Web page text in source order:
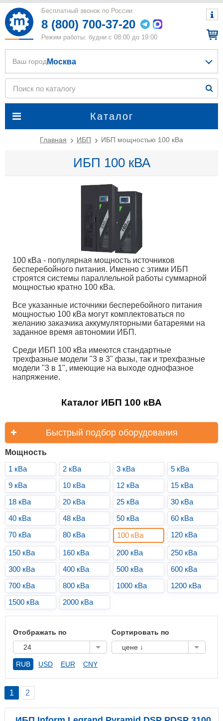
Бесплатный звонок по России
8 (800) 700-37-20
Режим работы: будни с 08:00 до 19:00
Каталог
Ваш город Москва
Главная ИБП ИБП мощностью 100 кВа
ИБП 100 кВА
100 кВа - популярная мощность источников
бесперебойного питания. Именно с этими ИБП
строятся системы параллельной работы суммарной
мощностью кратно 100 кВа.
Все указанные источники бесперебойного питания
мощностью 100 кВа могут комплектоваться по
желанию заказчика аккумуляторными батареями на
заданное время автономии ИБП.
Среди ИБП 100 кВа имеются стандартные
трехфазные модели "3 в 3" фазы, так и трехфазные
модели "3 в 1", имеющие на выходе однофазное
напряжение.
Каталог ИБП 100 кВА
Быстрый подбор оборудования
Мощность
1 кВа
2 кВа 3 кВа
5 кВа
9 кВа
10 кВа 12 кВа
15 кВа
18 кВа
20 кВа 25 кВа
30 кВа
40 кВа
48 кВа 50 кВа
60 кВа
70 кВа
80 кВа 100 кВа 120 кВа
150 кВа 160 кВа 200 кВа
250 кВа
300 кВа
400 кВа 500 кВа
600 кВа
700 кВа
800 кВа 1000 кВа
1200 кВа
1500 кВа
2000 кВа
Отображать по
24
Сортировать по
цене ↓
RUB USD EUR CNY
1 2